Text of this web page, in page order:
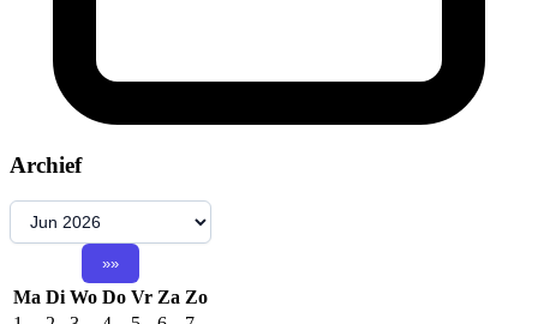
Archief
Ma Di Wo Do Vr Za Zo